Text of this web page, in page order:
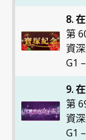
8.
第
資
G1
9.
第
資
G1